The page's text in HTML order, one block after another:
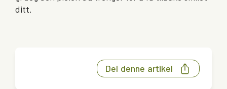
ditt.
Del denne artikel